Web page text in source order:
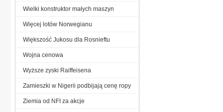
Wielki konstruktor małych maszyn
Więcej lotów Norwegianu
Większość Jukosu dla Rosnieftu
Wojna cenowa
Wyższe zyski Raiffeisena
Zamieszki w Nigerii podbijają cenę ropy
Ziemia od NFI za akcje